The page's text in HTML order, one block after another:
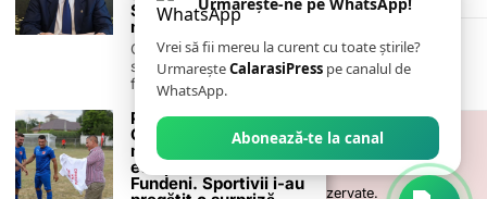
ZIARUL ANUNȚUL CĂLĂRĂȘEAN
© 2026- Toate drepturile sunt rezervate.
Vrei să fii mereu la curent cu toate știrile?
UrmareșteCalarasiPress pe canalul de
WhatsApp.
Abonează-te la canal
Sud-Muntenia pentru
noi finanțări
Călărașul se pregătește
să intre pe harta
finanțărilor europene, cu
Primarul Gheorghita
Cartusanu, cel mai
mare susținător al
echipei CS Gloria
Fundeni. Sportivii i-au